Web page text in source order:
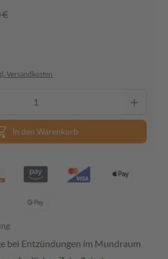
€
Versandkosten
In den Warenkorb
bei Entzündungen im Mundraum